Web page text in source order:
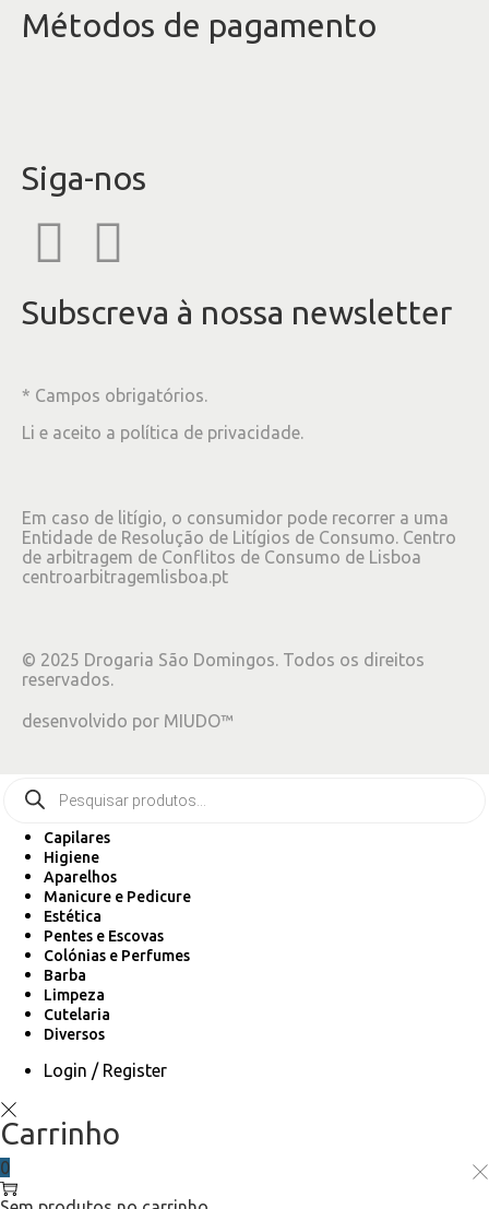
Métodos de pagamento
Siga-nos
Subscreva à nossa newsletter
* Campos obrigatórios.
Li e aceito a política de privacidade.
Em caso de litígio, o consumidor pode recorrer a uma
Entidade de Resolução de Litígios de Consumo. Centro
de arbitragem de Conflitos de Consumo de Lisboa
centroarbitragemlisboa.pt
© 2025 Drogaria São Domingos. Todos os direitos
reservados.
desenvolvido por MIUDO™
Capilares
Higiene
Aparelhos
Manicure e Pedicure
Estética
Pentes e Escovas
Colónias e Perfumes
Barba
Limpeza
Cutelaria
Diversos
Login / Register
Carrinho
0